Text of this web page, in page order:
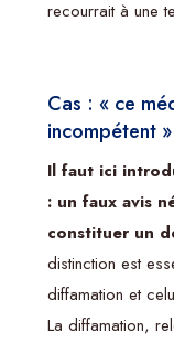
recourrait à une
Cas : « ce
incompétent »
Il faut ici
: un faux avis
constituer un
distinction est
diffamation et
La diffamation,